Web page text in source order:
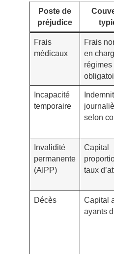
Poste de
préjudice
Frais
médicaux
Frais
en
régimes
Incapacité
temporaire
selon
Invalidité
permanente
(AIPP)
Capital
taux
Décès
Capital
ayants